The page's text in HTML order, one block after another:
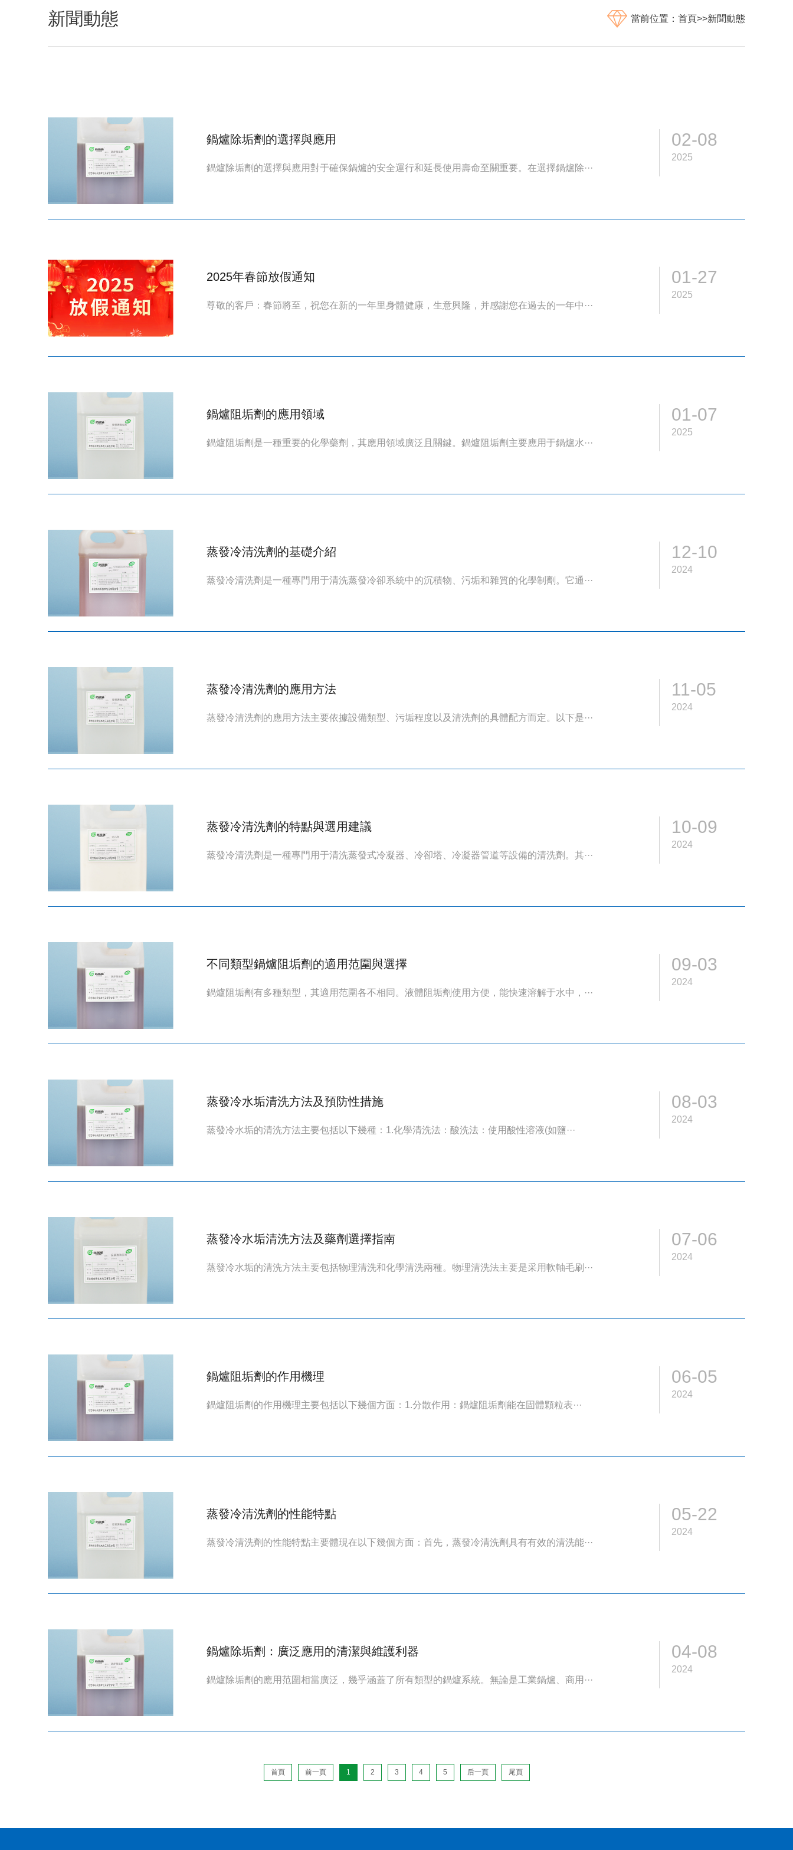
新聞動態 當前位置：首頁>>新聞動態
鍋爐除垢劑的選擇與應用
鍋爐除垢劑的選擇與應用對于確保鍋爐的安全運行和延長使用壽命至關重要。在選擇鍋爐除···
02-08
2025
2025年春節放假通知
尊敬的客戶：春節將至，祝您在新的一年里身體健康，生意興隆，并感謝您在過去的一年中···
01-27
2025
鍋爐阻垢劑的應用領域
鍋爐阻垢劑是一種重要的化學藥劑，其應用領域廣泛且關鍵。鍋爐阻垢劑主要應用于鍋爐水···
01-07
2025
蒸發冷清洗劑的基礎介紹
蒸發冷清洗劑是一種專門用于清洗蒸發冷卻系統中的沉積物、污垢和雜質的化學制劑。它通···
12-10
2024
蒸發冷清洗劑的應用方法
蒸發冷清洗劑的應用方法主要依據設備類型、污垢程度以及清洗劑的具體配方而定。以下是···
11-05
2024
蒸發冷清洗劑的特點與選用建議
蒸發冷清洗劑是一種專門用于清洗蒸發式冷凝器、冷卻塔、冷凝器管道等設備的清洗劑。其···
10-09
2024
不同類型鍋爐阻垢劑的適用范圍與選擇
鍋爐阻垢劑有多種類型，其適用范圍各不相同。液體阻垢劑使用方便，能快速溶解于水中，···
09-03
2024
蒸發冷水垢清洗方法及預防性措施
蒸發冷水垢的清洗方法主要包括以下幾種：1.化學清洗法：酸洗法：使用酸性溶液(如鹽···
08-03
2024
蒸發冷水垢清洗方法及藥劑選擇指南
蒸發冷水垢的清洗方法主要包括物理清洗和化學清洗兩種。物理清洗法主要是采用軟軸毛刷···
07-06
2024
鍋爐阻垢劑的作用機理
鍋爐阻垢劑的作用機理主要包括以下幾個方面：1.分散作用：鍋爐阻垢劑能在固體顆粒表···
06-05
2024
蒸發冷清洗劑的性能特點
蒸發冷清洗劑的性能特點主要體現在以下幾個方面：首先，蒸發冷清洗劑具有有效的清洗能···
05-22
2024
鍋爐除垢劑：廣泛應用的清潔與維護利器
鍋爐除垢劑的應用范圍相當廣泛，幾乎涵蓋了所有類型的鍋爐系統。無論是工業鍋爐、商用···
04-08
2024
首頁 前一頁 1 2 3 4 5 后一頁 尾頁